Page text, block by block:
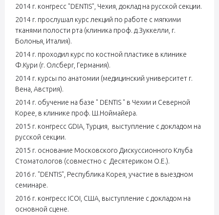
2014 г. конгресс "DENTIS", Чехия, доклад на русской секции.
2014 г. прослушал курс лекций по работе с мягкими
тканями полости рта (клиника проф. д.Зуккелли, г.
Болонья, Италия).
2014 г. проходил курс по костной пластике в клинике
Ф.Кури (г. Олсберг, Германия).
2014 г. курсы по анатомии (медицинский университет г.
Вена, Австрия).
2014 г. обучение на базе " DENTIS " в Чехии и Северной
Корее, в клинике проф. Ш.Ноймайера.
2015 г. конгресс GDIA, Турция, выступление с докладом на
русской секции.
2015 г. основание Московского Дискуссионного Клуба
Стоматологов (совместно с Десятериком О.Е.).
2016 г. "DENTIS", Республика Корея, участие в выездном
семинаре.
2016 г. конгресс ICOI, США, выступление с докладом на
основной сцене.